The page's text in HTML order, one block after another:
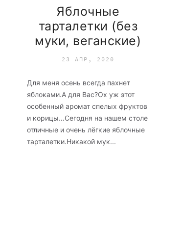
Яблочные
тарталетки (без
муки, веганские)
23 АПР, 2020
Для меня осень всегда пахнет
яблоками.А для Вас?Ох уж этот
особенный аромат спелых фруктов
и корицы…Сегодня на нашем столе
отличные и очень лёгкие яблочные
тарталетки.Никакой мук...